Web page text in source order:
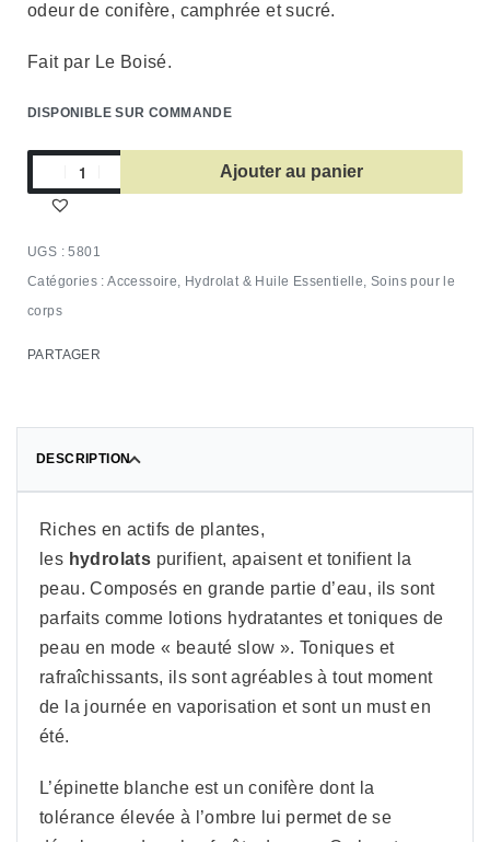
odeur de conifère, camphrée et sucré.
Fait par Le Boisé.
DISPONIBLE SUR COMMANDE
Ajouter au panier
5801
Catégories :Accessoire, Hydrolat & Huile Essentielle,Soins pour le
corps
PARTAGER
DESCRIPTION
Riches en actifs de plantes,
les hydrolats purifient, apaisent et tonifient la
peau. Composés en grande partie d’eau, ils sont
parfaits comme lotions hydratantes et toniques de
peau en mode « beauté slow ». Toniques et
rafraîchissants, ils sont agréables à tout moment
de la journée en vaporisation et sont un must en
été.
L’épinette blanche est un conifère dont la
tolérance élevée à l’ombre lui permet de se